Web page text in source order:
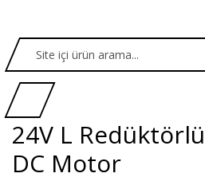
24V L
DC Motor